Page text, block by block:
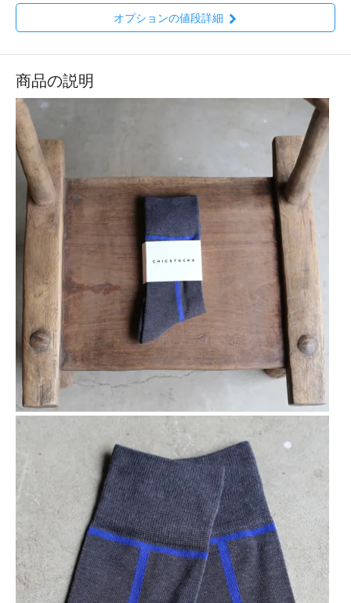
オプションの値段詳細
商品の説明